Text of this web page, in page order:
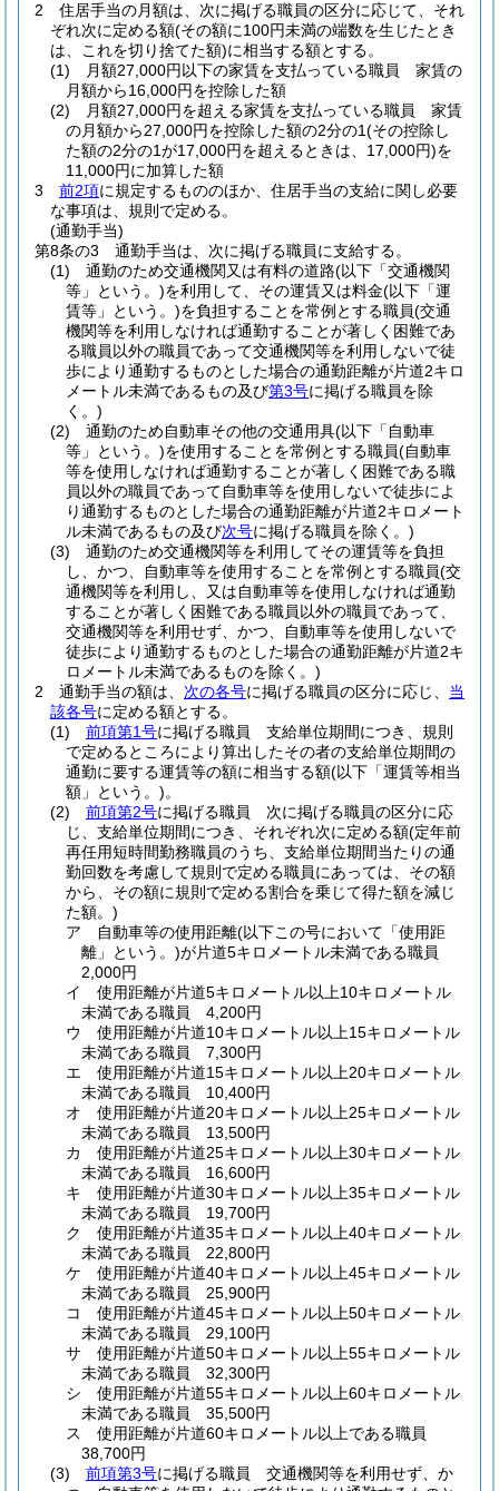
2
住居手当の月額は、次に掲げる職員の区分に応じて、それ
ぞれ次に定める額(その額に100円未満の端数を生じたとき
は、これを切り捨てた額)に相当する額とする。
(1)
月額27,000円以下の家賃を支払っている職員 家賃の
月額から16,000円を控除した額
(2)
月額27,000円を超える家賃を支払っている職員 家賃
の月額から27,000円を控除した額の2分の1(その控除し
た額の2分の1が17,000円を超えるときは、17,000円)を
11,000円に加算した額
3
前2項に規定するもののほか、住居手当の支給に関し必要
な事項は、規則で定める。
(通勤手当)
第8条の3
通勤手当は、次に掲げる職員に支給する。
(1)
通勤のため交通機関又は有料の道路(以下「交通機関
等」という。)を利用して、その運賃又は料金(以下「運
賃等」という。)を負担することを常例とする職員(交通
機関等を利用しなければ通勤することが著しく困難であ
る職員以外の職員であって交通機関等を利用しないで徒
歩により通勤するものとした場合の通勤距離が片道2キロ
メートル未満であるもの及び第3号に掲げる職員を除
く。)
(2)
通勤のため自動車その他の交通用具(以下「自動車
等」という。)を使用することを常例とする職員(自動車
等を使用しなければ通勤することが著しく困難である職
員以外の職員であって自動車等を使用しないで徒歩によ
り通勤するものとした場合の通勤距離が片道2キロメート
ル未満であるもの及び次号に掲げる職員を除く。)
(3)
通勤のため交通機関等を利用してその運賃等を負担
し、かつ、自動車等を使用することを常例とする職員(交
通機関等を利用し、又は自動車等を使用しなければ通勤
することが著しく困難である職員以外の職員であって、
交通機関等を利用せず、かつ、自動車等を使用しないで
徒歩により通勤するものとした場合の通勤距離が片道2キ
ロメートル未満であるものを除く。)
2
通勤手当の額は、 次の各号に掲げる職員の区分に応じ、 当
該各号に定める額とする。
(1)
前項第1号に掲げる職員 支給単位期間につき、規則
で定めるところにより算出したその者の支給単位期間の
通勤に要する運賃等の額に相当する額(以下「運賃等相当
額」という。)。
(2)
前項第2号に掲げる職員 次に掲げる職員の区分に応
じ、支給単位期間につき、それぞれ次に定める額(定年前
再任用短時間勤務職員のうち、支給単位期間当たりの通
勤回数を考慮して規則で定める職員にあっては、その額
から、その額に規則で定める割合を乗じて得た額を減じ
た額。)
ア
自動車等の使用距離(以下この号において「使用距
離」という。)が片道5キロメートル未満である職員
2,000円
イ
使用距離が片道5キロメートル以上10キロメートル
未満である職員 4,200円
ウ
使用距離が片道10キロメートル以上15キロメートル
未満である職員 7,300円
エ
使用距離が片道15キロメートル以上20キロメートル
未満である職員 10,400円
オ
使用距離が片道20キロメートル以上25キロメートル
未満である職員 13,500円
カ
使用距離が片道25キロメートル以上30キロメートル
未満である職員 16,600円
キ
使用距離が片道30キロメートル以上35キロメートル
未満である職員 19,700円
ク
使用距離が片道35キロメートル以上40キロメートル
未満である職員 22,800円
ケ
使用距離が片道40キロメートル以上45キロメートル
未満である職員 25,900円
コ
使用距離が片道45キロメートル以上50キロメートル
未満である職員 29,100円
サ
使用距離が片道50キロメートル以上55キロメートル
未満である職員 32,300円
シ
使用距離が片道55キロメートル以上60キロメートル
未満である職員 35,500円
ス
使用距離が片道60キロメートル以上である職員
38,700円
(3)
前項第3号に掲げる職員 交通機関等を利用せず、か